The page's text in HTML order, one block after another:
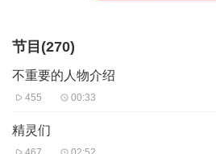
节目(270)
不重要的人物介绍
455 00:33
精灵们